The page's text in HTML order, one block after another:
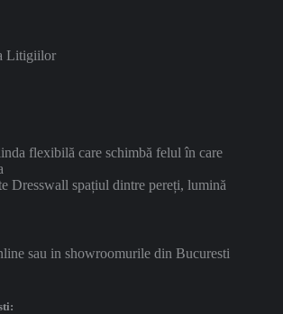
Litigiilor
flexibilă care schimbă felul în care
Dresswall spațiul dintre pereți, lumină
sau in showroomurile din Bucuresti